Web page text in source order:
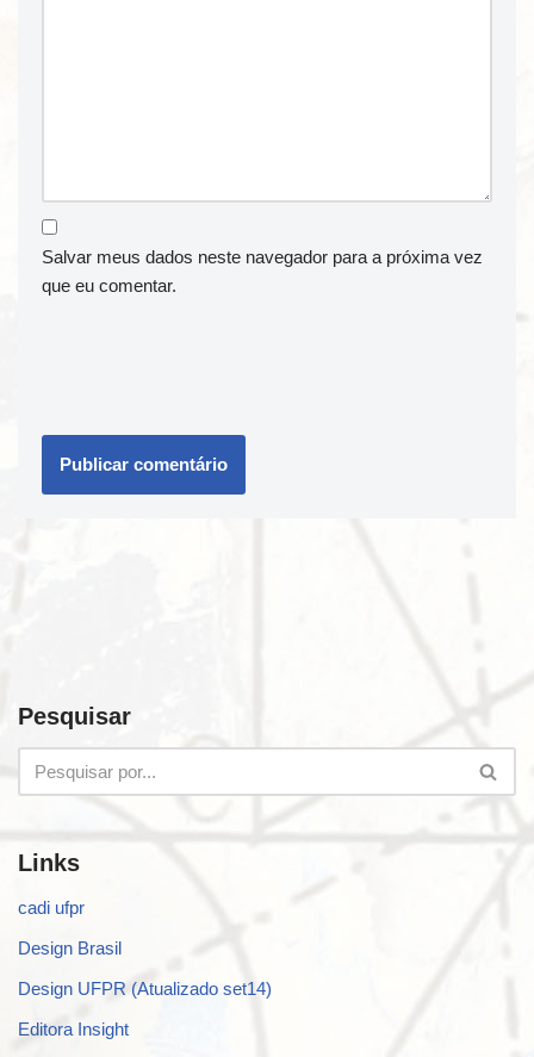
Salvar meus dados neste navegador para a próxima vez
que eu comentar.
Pesquisar
Links
cadi ufpr
Design Brasil
Design UFPR (Atualizado set14)
Editora Insight